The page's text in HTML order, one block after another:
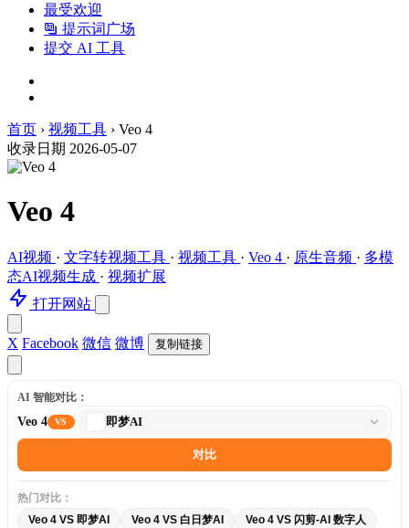
最受欢迎
提示词广场
提交 AI 工具
首页 › 视频工具 › Veo 4
收录日期 2026-05-07
Veo 4
AI视频 · 文字转视频工具 · 视频工具 · Veo 4 · 原生音频 · 多模
态AI视频生成 · 视频扩展
打开网站
X Facebook 微信 微博 复制链接
AI 智能对比：
Veo 4 VS
比
即梦AI
对比
热门对比：
Veo 4 VS 即梦AI
Veo 4 VS 白日梦AI Veo 4 VS 闪剪-AI 数字人